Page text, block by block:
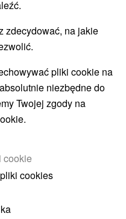
7.23''
zdecydować, na jakie
pliki cookie na
niezbędne do
Twojej zgody na
cookie
cookies